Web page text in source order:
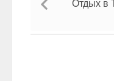
Отдых в